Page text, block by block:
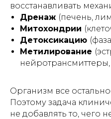
восстанавливать
Дренаж (печень,
Митохондрии
Детоксикацию
Метилирование
Организм все
Поэтому задача
не добавлять то, чего